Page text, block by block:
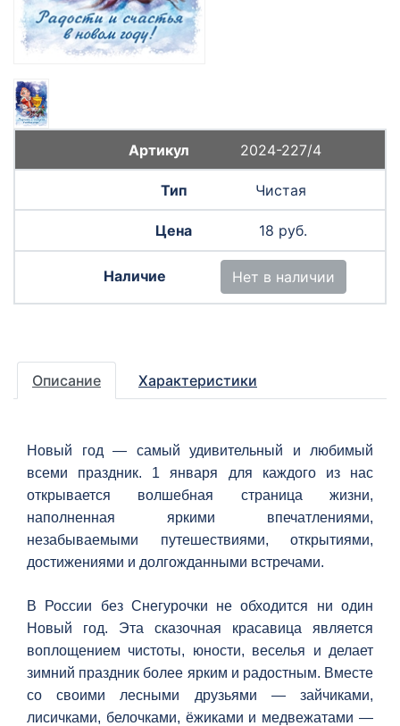
2024-227/4
Чистая
18 руб.
Нет в наличии
Описание Характеристики
Новый год — самый удивительный и любимый
всеми праздник. 1 января для каждого из нас
открывается волшебная страница жизни,
наполненная яркими впечатлениями,
незабываемыми путешествиями, открытиями,
достижениями и долгожданными встречами.
В России без Снегурочки не обходится ни один
Новый год. Эта сказочная красавица является
воплощением чистоты, юности, веселья и делает
зимний праздник более ярким и радостным. Вместе
со своими лесными друзьями — зайчиками,
лисичками, белочками, ёжиками и медвежатами —